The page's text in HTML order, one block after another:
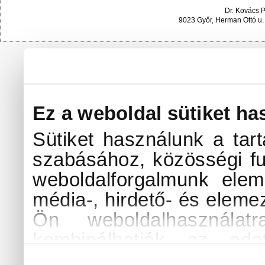
Ez a weboldal sütiket
Sütiket használunk a
szabásához, közösségi
weboldalforgalmunk
média-, hirdető- és
Ön
kombinálhatják az
Dr. Kovács
9023 Győr, Herman Ottó